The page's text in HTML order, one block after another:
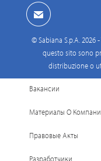
© Sabiana S.p.A.
questo sito sono
distribuzione o
Вакансии
Материалы О
Правовые Акты
Разработчики